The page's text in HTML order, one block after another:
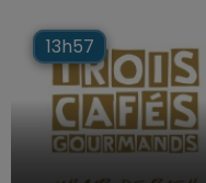
13h57
13h57